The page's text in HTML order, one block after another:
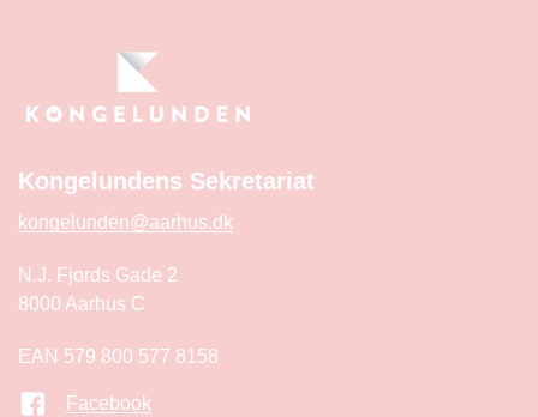
Kongelundens Sekretariat
kongelunden@aarhus.dk
N.J. Fjords Gade 2
8000 Aarhus C
EAN 579 800 577 8158
Facebook